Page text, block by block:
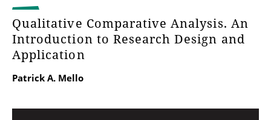
Qualitative Comparative Analysis. An
Introduction to Research Design and
Application
Patrick A. Mello